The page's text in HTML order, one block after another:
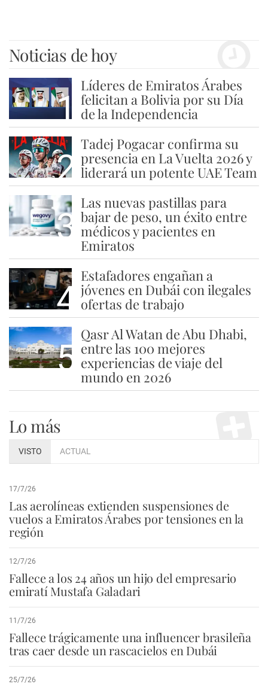
Noticias de hoy
1
Líderes de Emiratos Árabes
felicitan a Bolivia por su Día
de la Independencia
2
Tadej Pogacar confirma su
presencia en La Vuelta 2026 y
liderará un potente UAE Team
3
Las nuevas pastillas para
bajar de peso, un éxito entre
médicos y pacientes en
Emiratos
4
Estafadores engañan a
jóvenes en Dubái con ilegales
ofertas de trabajo
5
Qasr Al Watan de Abu Dhabi,
entre las 100 mejores
experiencias de viaje del
mundo en 2026
Lo más
VISTO ACTUAL
17/7/26
Las aerolíneas extienden suspensiones de
vuelos a Emiratos Árabes por tensiones en la
región
12/7/26
Fallece a los 24 años un hijo del empresario
emiratí Mustafa Galadari
11/7/26
Fallece trágicamente una influencer brasileña
tras caer desde un rascacielos en Dubái
25/7/26